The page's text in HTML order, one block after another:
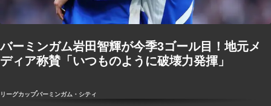
バーミンガム岩田智輝が今季3ゴール目！地元メ
ディア称賛「いつものように破壊力発揮」
リーグカップバーミンガム・シティ